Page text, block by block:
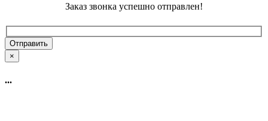
Заказ звонка успешно отправлен!
×
...